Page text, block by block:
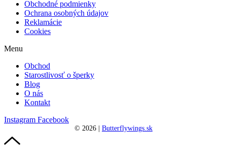
Obchodné podmienky
Ochrana osobných údajov
Reklamácie
Cookies
Menu
Obchod
Starostlivosť o šperky
Blog
O nás
Kontakt
Instagram Facebook
© 2026 | Butterflywings.sk